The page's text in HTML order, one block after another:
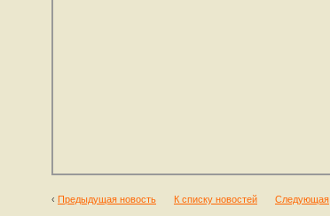
‹ Предыдущая новость К списку новостей Следующая